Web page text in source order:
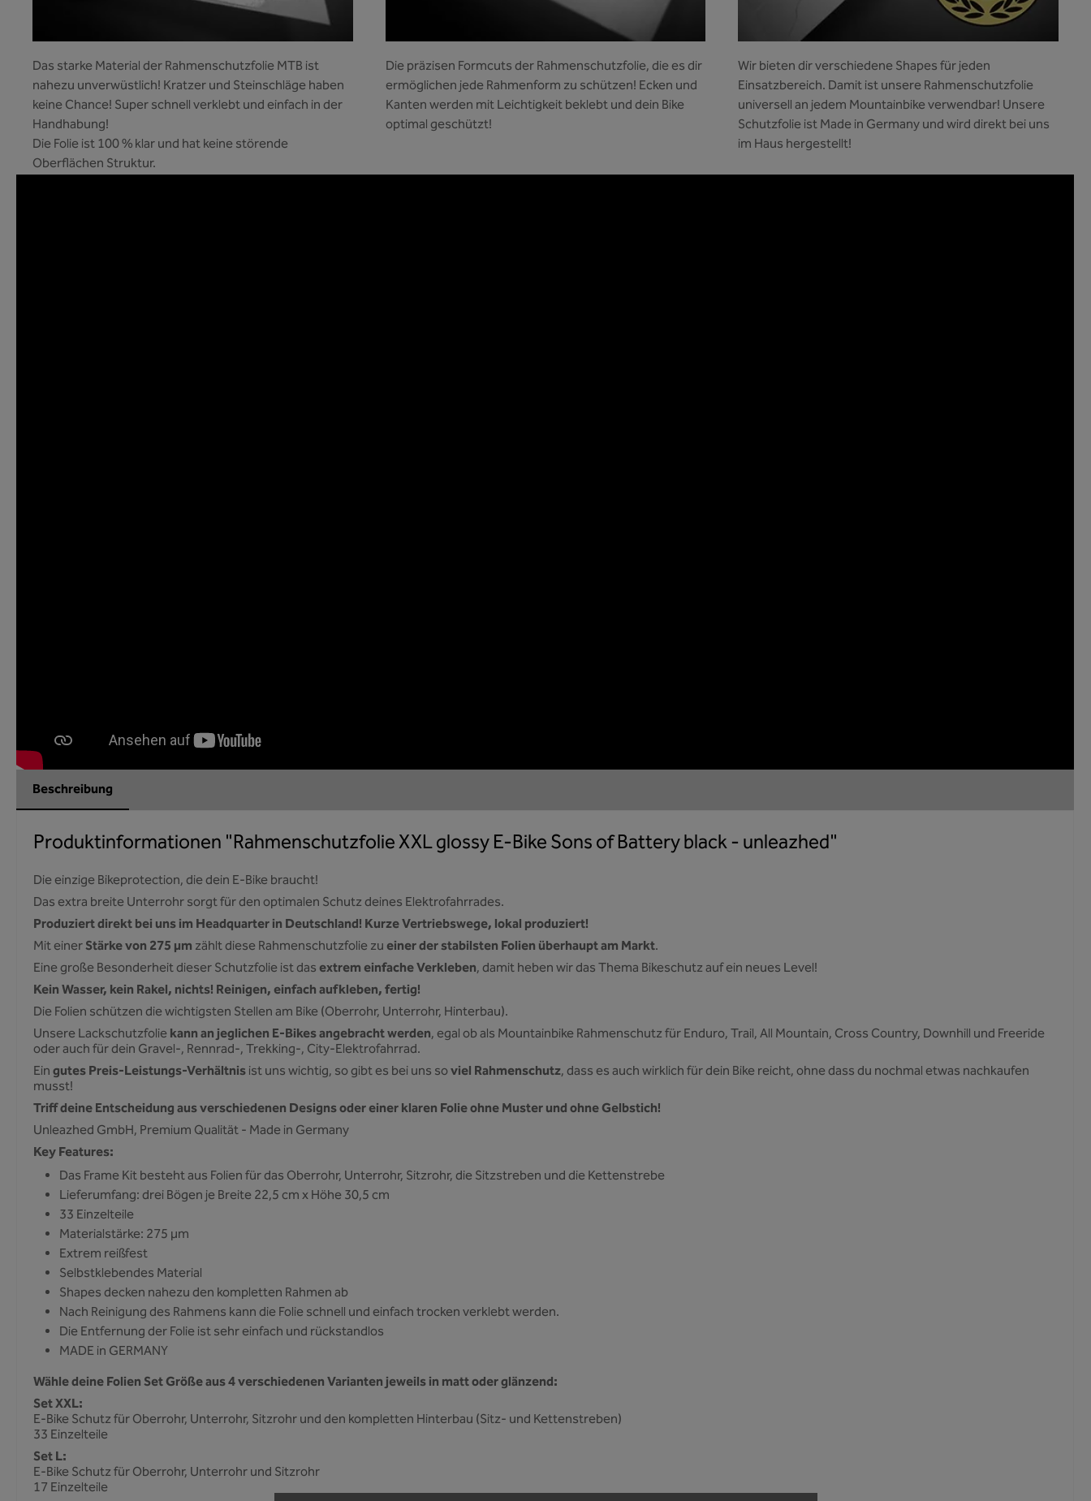
Das starke Material der Rahmenschutzfolie MTB ist
nahezu unverwüstlich! Kratzer und Steinschläge haben
keine Chance! Super schnell verklebt und einfach in der
Handhabung!
Die Folie ist 100 % klar und hat keine störende
Oberflächen Struktur.
Die präzisen Formcuts der Rahmenschutzfolie, die es dir
ermöglichen jede Rahmenform zu schützen! Ecken und
Kanten werden mit Leichtigkeit beklebt und dein Bike
optimal geschützt!
Wir bieten dir verschiedene Shapes für jeden
Einsatzbereich. Damit ist unsere Rahmenschutzfolie
universell an jedem Mountainbike verwendbar! Unsere
Schutzfolie ist Made in Germany und wird direkt bei uns
im Haus hergestellt!
Beschreibung
Produktinformationen "Rahmenschutzfolie XXL glossy E-Bike Sons of Battery black - unleazhed"
Die einzige Bikeprotection, die dein E-Bike braucht!
Das extra breite Unterrohr sorgt für den optimalen Schutz deines Elektrofahrrades.
Produziert direkt bei uns im Headquarter in Deutschland! Kurze Vertriebswege, lokal produziert!
Mit einerStärke von 275 µm zählt diese Rahmenschutzfolie zu einer der stabilsten Folien überhaupt am Markt.
Eine große Besonderheit dieser Schutzfolie ist das extrem einfache Verkleben, damit heben wir das Thema Bikeschutz auf ein neues Level!
Kein Wasser, kein Rakel, nichts! Reinigen, einfach aufkleben, fertig!
Die Folien schützen die wichtigsten Stellen am Bike (Oberrohr, Unterrohr, Hinterbau).
Unsere Lackschutzfoliekann an jeglichen E-Bikes angebracht werden, egal ob als Mountainbike Rahmenschutz für Enduro, Trail, All Mountain, Cross Country, Downhill und Freeride
oder auch für dein Gravel-, Rennrad-, Trekking-, City-Elektrofahrrad.
Eingutes Preis-Leistungs-Verhältnisist uns wichtig, so gibt es bei uns soviel Rahmenschutz, dass es auch wirklich für dein Bike reicht, ohne dass du nochmal etwas nachkaufen
musst!
Triff deine Entscheidung aus verschiedenen Designs oder einer klaren Folie ohne Muster und ohne Gelbstich!
Unleazhed GmbH, Premium Qualität - Made in Germany
Key Features:
Das Frame Kit besteht aus Folien für das Oberrohr, Unterrohr, Sitzrohr, die Sitzstreben und die Kettenstrebe
Lieferumfang: drei Bögen je Breite 22,5 cm x Höhe 30,5 cm
33 Einzelteile
Materialstärke: 275 µm
Extrem reißfest
Selbstklebendes Material
Shapes decken nahezu den kompletten Rahmen ab
Nach Reinigung des Rahmens kann die Folie schnell und einfach trocken verklebt werden.
Die Entfernung der Folie ist sehr einfach und rückstandlos
MADE in GERMANY
Wähle deine Folien Set Größe aus 4 verschiedenen Varianten jeweils in matt oder glänzend:
Set XXL:
E-Bike Schutz für Oberrohr, Unterrohr, Sitzrohr und den kompletten Hinterbau (Sitz- und Kettenstreben)
33 Einzelteile
Set L:
E-Bike Schutz für Oberrohr, Unterrohr und Sitzrohr
17 Einzelteile